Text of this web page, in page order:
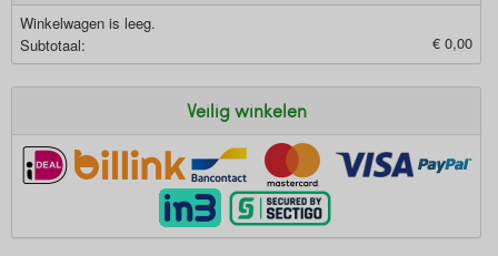
Winkelwagen is leeg.
Subtotaal:
€ 0,00
Veilig winkelen